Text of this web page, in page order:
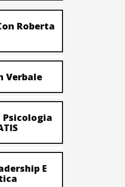
Roberta
Verbale
Psicologia
E